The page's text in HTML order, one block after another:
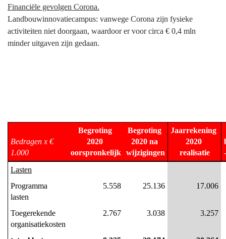
Financiële gevolgen Corona.
Landbouwinnovatiecampus: vanwege Corona zijn fysieke
activiteiten niet doorgaan, waardoor er voor circa € 0,4 mln
minder uitgaven zijn gedaan.
Bedragen x €
1.000
Begroting
2020
oorspronkelijk
Begroting
2020 na
wijzigingen
Jaarrekening
2020
realisatie
Lasten
Programma
lasten
5.558 25.136 17.006
Toegerekende
organisatiekosten
2.767 3.038 3.257